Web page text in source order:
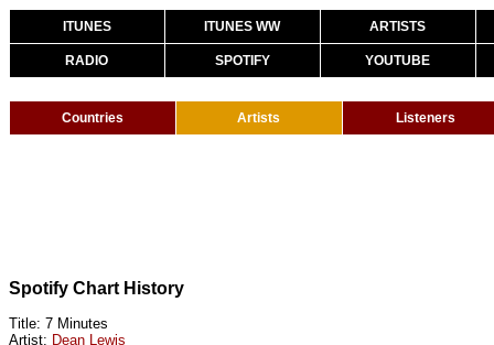
ITUNES ITUNES WW ARTISTS
RADIO SPOTIFY YOUTUBE
Countries Artists Listeners
Spotify Chart History
Title: 7 Minutes
Artist: Dean Lewis